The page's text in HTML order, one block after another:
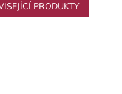
PRODUKTY